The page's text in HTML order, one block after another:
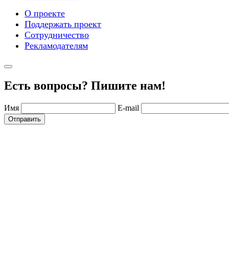
О проекте
Поддержать проект
Сотрудничество
Рекламодателям
Есть вопросы? Пишите нам!
Имя E-mail